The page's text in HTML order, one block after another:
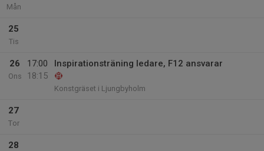
Mån
25
Tis
26
Ons
17:00
18:15
Inspirationsträning ledare, F12 ansvarar
Konstgräset i Ljungbyholm
27
Tor
28